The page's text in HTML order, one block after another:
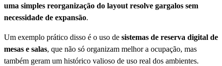
uma simples reorganização do layout resolve gargalos sem
necessidade de expansão.
Um exemplo prático disso é o uso de sistemas de reserva digital de
mesas e salas, que não só organizam melhor a ocupação, mas
também geram um histórico valioso de uso real dos ambientes.